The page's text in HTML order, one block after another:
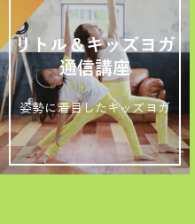
リトル＆キッズヨガ
通信講座
姿勢に着目したキッズヨガ